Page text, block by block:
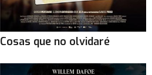
Cosas que no olvidaré